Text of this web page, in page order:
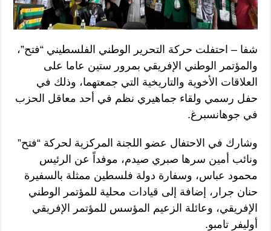
شفا – احتفلت حركة التحرير الوطني الفلسطيني “فتح”،
والمؤتمر الوطني الإفريقي بمرور ستين عاما على
العلاقات الأخوية والتاريخية التي جمعتهما، وذلك في
حفل رسمي ولقاء جماهيري نظم في أحد معاقل الحزب
في جوهانسبرغ.
وشارك في الاحتفال عضو اللجنة المركزية لحركة “فتح”
ونائب أمين سرها صبري صيدم، موفداً عن الرئيس
محمود عباس، وسفارة دولة فلسطين ممثلة بالسفيرة
حنان جرار، إضافة إلى قيادات محلية للمؤتمر الوطني
الإفريقي، وعائلة الزعيم المؤسس للمؤتمر الإفريقي
أوليفر تامبو.